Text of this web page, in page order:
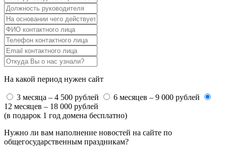
На какой период нужен сайт
3 месяца – 4 500 рублей
6 месяцев – 9 000 рублей
12 месяцев – 18 000 рублей
(в подарок 1 год домена бесплатно)
Нужно ли вам наполнение новостей на сайте по
общегосударственным праздникам?